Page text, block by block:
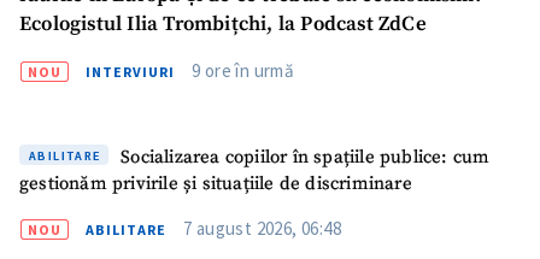
Ecologistul Ilia Trombițchi, la Podcast ZdCe
NOU INTERVIURI 9 ore în urmă
ABILITARE
Socializarea copiilor în spațiile publice: cum
gestionăm privirile și situațiile de discriminare
NOU ABILITARE 7 august 2026, 06:48